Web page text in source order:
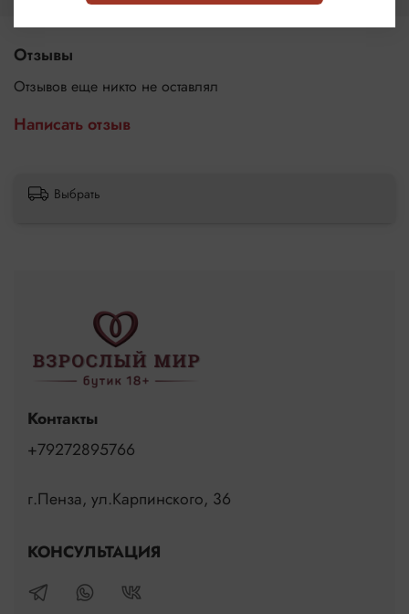
Отзывы
Отзывов еще никто не оставлял
Написать отзыв
Выбрать
Контакты
+79272895766
г.Пенза, ул.Карпинского, 36
КОНСУЛЬТАЦИЯ